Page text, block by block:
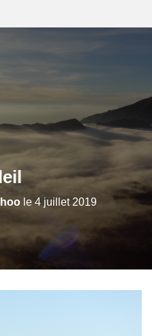
le4 juillet 2019